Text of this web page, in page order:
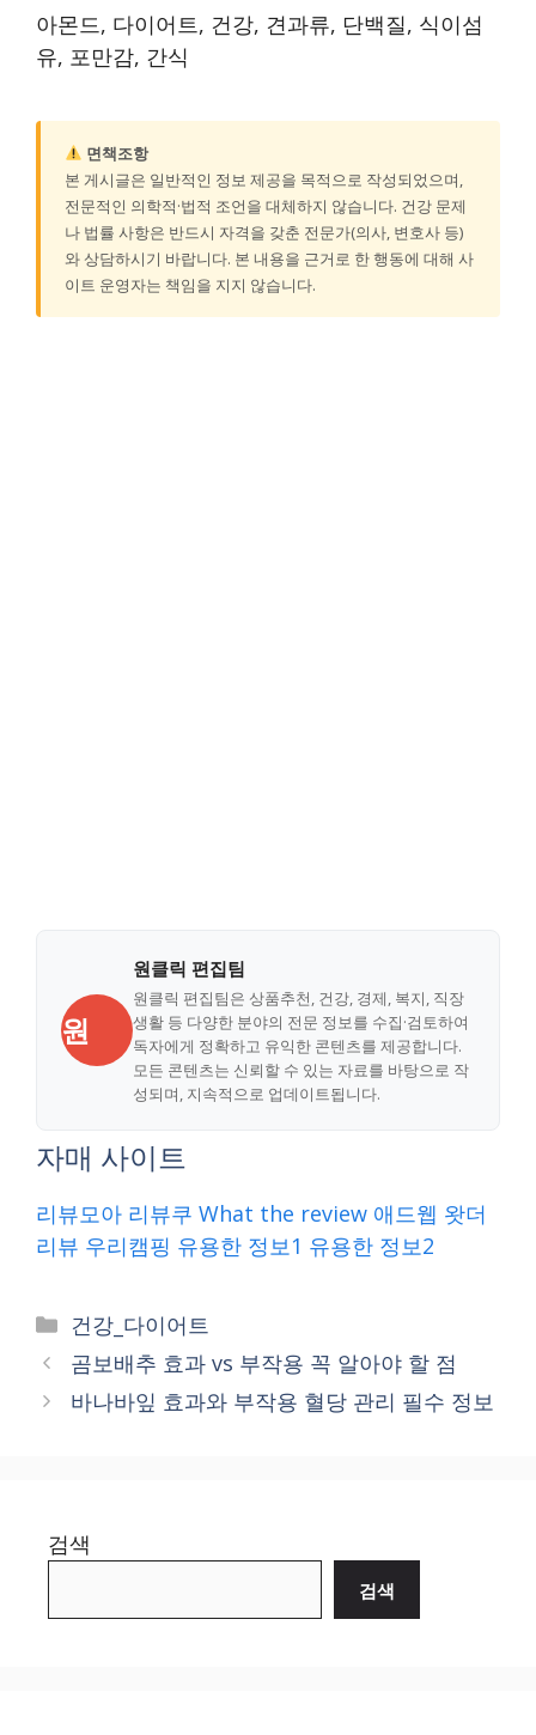
아몬드, 다이어트, 건강, 견과류, 단백질, 식이섬
유, 포만감, 간식
면책조항
본 게시글은 일반적인 정보 제공을 목적으로 작성되었으며,
전문적인 의학적·법적 조언을 대체하지 않습니다. 건강 문제
나 법률 사항은 반드시 자격을 갖춘 전문가(의사, 변호사 등)
와 상담하시기 바랍니다. 본 내용을 근거로 한 행동에 대해 사
이트 운영자는 책임을 지지 않습니다.
원
원클릭 편집팀
원클릭 편집팀은 상품추천, 건강, 경제, 복지, 직장
생활 등 다양한 분야의 전문 정보를 수집·검토하여
독자에게 정확하고 유익한 콘텐츠를 제공합니다.
모든 콘텐츠는 신뢰할 수 있는 자료를 바탕으로 작
성되며, 지속적으로 업데이트됩니다.
자매 사이트
리뷰모아 리뷰쿠 What the review 애드웹 왓더
리뷰 우리캠핑 유용한 정보1 유용한 정보2
Categories
건강_다이어트
곰보배추 효과 vs 부작용 꼭 알아야 할 점
바나바잎 효과와 부작용 혈당 관리 필수 정보
검색
검색